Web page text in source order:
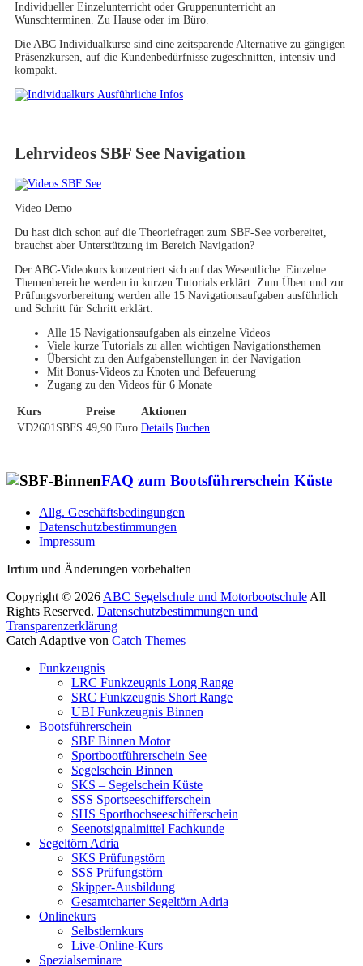
Individueller Einzelunterricht oder Gruppenunterricht an
Wunschterminen. Zu Hause oder im Büro.
Die ABC Individualkurse sind eine zeitsparende Alternative zu gängigen
Präsenzkursen, auf die Kundenbedürfnisse zugeschnitten, intensiv und
kompakt.
Ausführliche Infos
Lehrvideos SBF See Navigation
Video Demo
Du hast dich schon auf die Theoriefragen zum SBF-See vorbereitet,
brauchst aber Unterstützung im Bereich Navigation?
Der ABC-Videokurs konzentriert sich auf das Wesentliche. Einzelne
Themenbereiche werden in kurzen Tutorials erklärt. Zum Üben und zur
Prüfungsvorbereitung werden alle 15 Navigationsaufgaben ausführlich
und Schritt für Schritt erklärt.
Alle 15 Navigationsaufgaben als einzelne Videos
Viele kurze Tutorials zu allen wichtigen Navigationsthemen
Übersicht zu den Aufgabenstellungen in der Navigation
Mit Bonus-Videos zu Knoten und Befeuerung
Zugang zu den Videos für 6 Monate
Kurs Preise
Aktionen
VD2601SBFS 49,90 Euro Details Buchen
FAQ zum Bootsführerschein Küste
Allg. Geschäftsbedingungen
Datenschutzbestimmungen
Impressum
Facebook
E-
YouTube
Instagram
Irrtum und Änderungen vorbehalten
Copyright © 2026 ABC Segelschule und Motorbootschule All
Rights Reserved. Datenschutzbestimmungen und
Transparenzerklärung
Catch Adaptive von Catch Themes
oben
Funkzeugnis
LRC Funkzeugnis Long Range
SRC Funkzeugnis Short Range
UBI Funkzeugnis Binnen
Bootsführerschein
SBF Binnen Motor
Sportbootführerschein See
Segelschein Binnen
SKS – Segelschein Küste
SSS Sportseeschifferschein
SHS Sporthochseeschifferschein
Seenotsignalmittel Fachkunde
Segeltörn Adria
SKS Prüfungstörn
SSS Prüfungstörn
Skipper-Ausbildung
Gesamtcharter Segeltörn Adria
Onlinekurs
Selbstlernkurs
Live-Online-Kurs
Spezialseminare